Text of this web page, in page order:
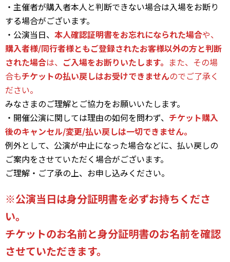
・主催者が購入者本人と判断できない場合は入場をお断り
する場合がございます。
・公演当日、 本人確認証明書をお忘れになられた場合や、
購入者様/同行者様ともご登録されたお客様以外の方と判断
された場合は、 ご入場をお断りいたします。 また、その場
合もチケットの払い戻しはお受けできませんのでご了承く
ださい。
みなさまのご理解とご協力をお願いいたします。
・開催公演に関しては理由の如何を問わず、 チケット購入
後のキャンセル/変更/払い戻しは一切できません。
例外として、公演が中止になった場合などに、払い戻しの
ご案内をさせていただく場合がございます。
ご理解・ご了承の上、お申し込みください。
※公演当日は身分証明書を必ずお持ちくださ
い。
チケットのお名前と身分証明書のお名前を確認
させていただきます。